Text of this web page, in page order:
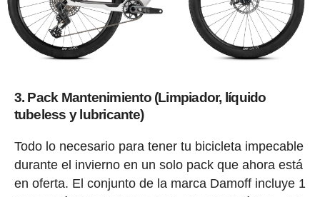
3. Pack Mantenimiento (Limpiador, líquido
tubeless y lubricante)
Todo lo necesario para tener tu bicicleta impecable
durante el invierno en un solo pack que ahora está
en oferta. El conjunto de la marca Damoff incluye 1